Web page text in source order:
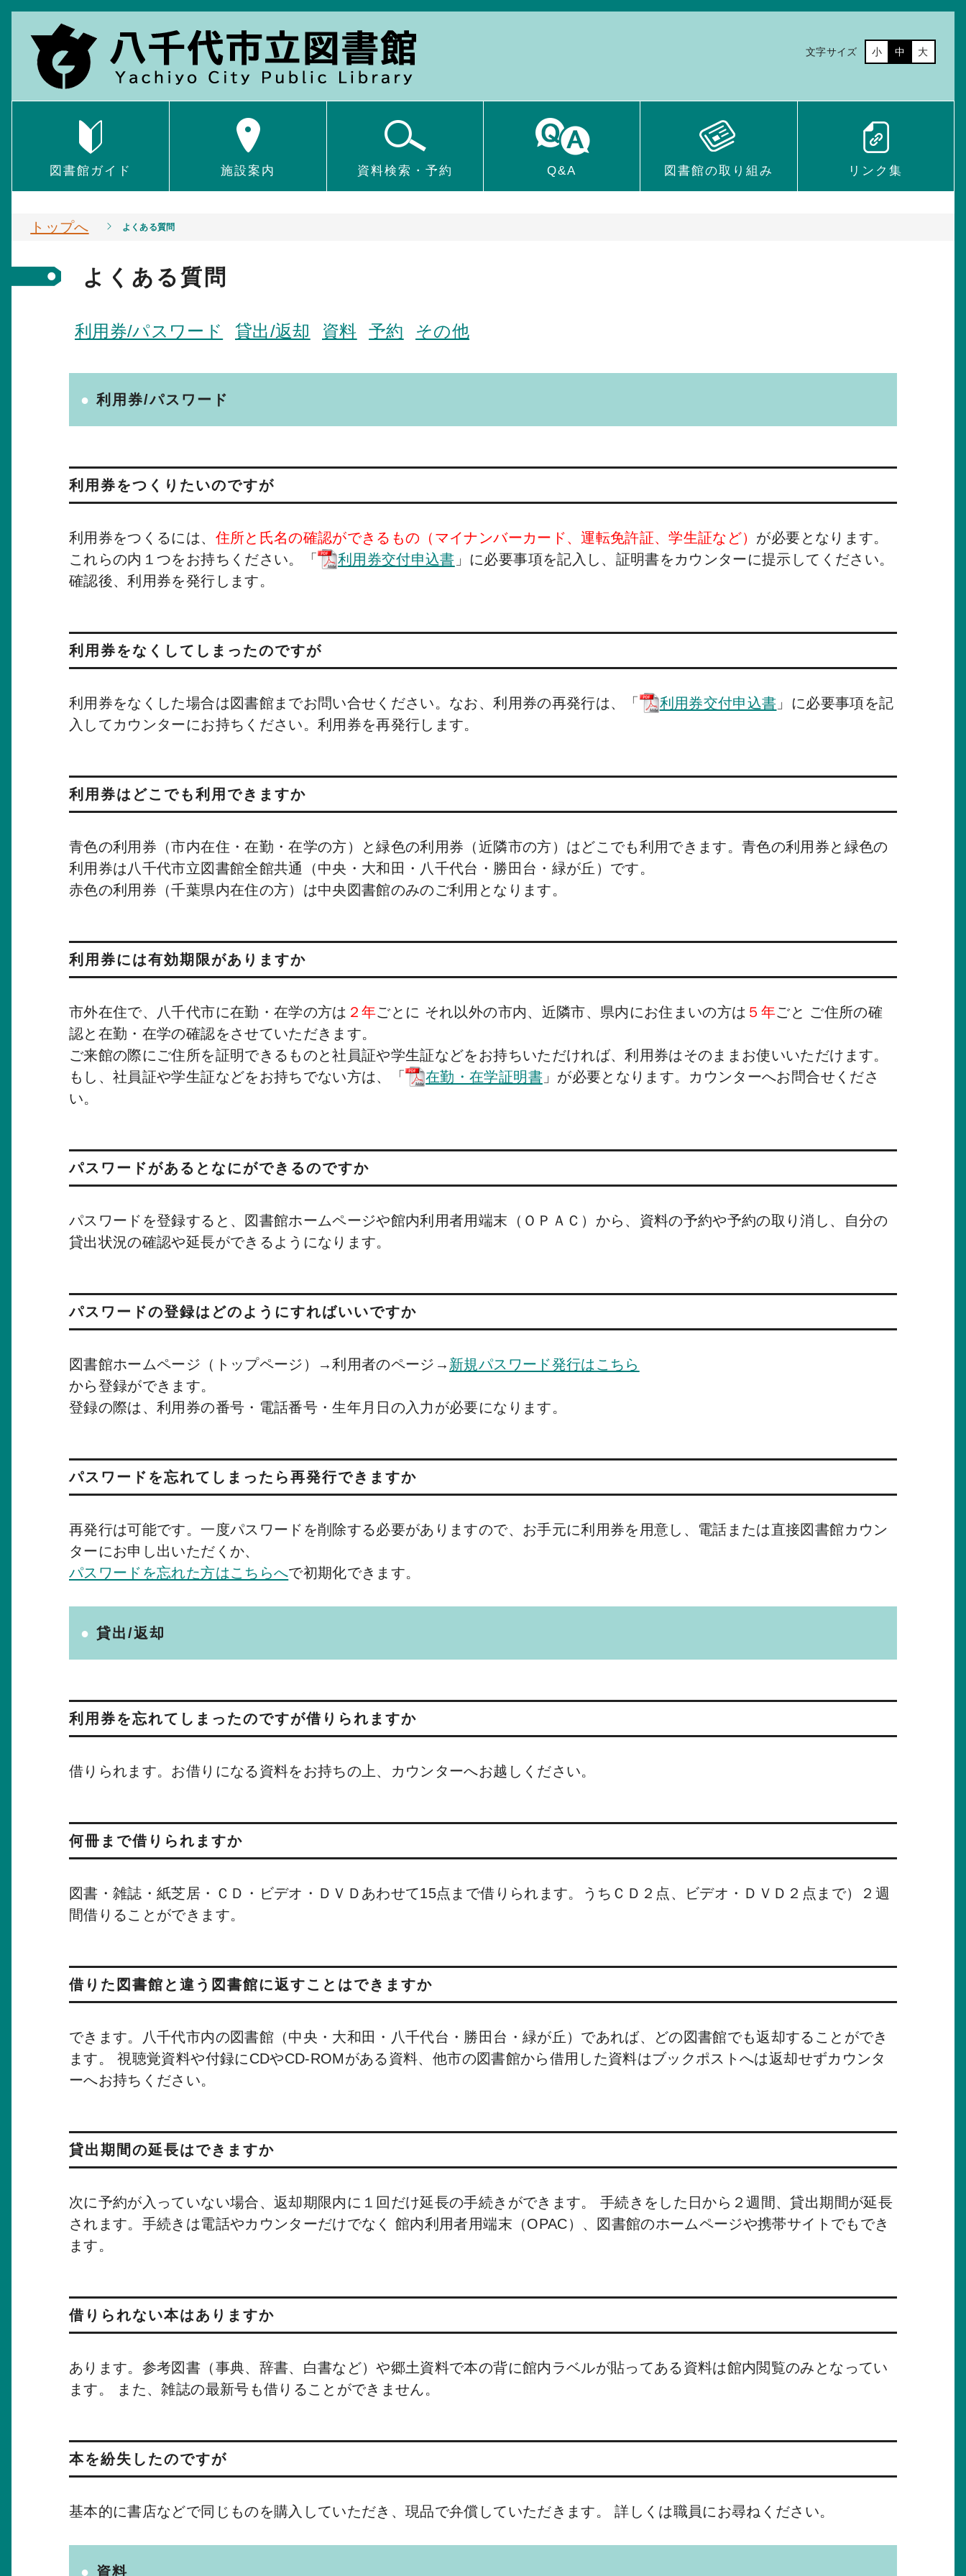
文字サイズ 小 中 大
図書館ガイド 施設案内 資料検索・予約 Q&A 図書館の取り組み リンク集
トップへ よくある質問
よくある質問
利用券/パスワード 貸出/返却 資料 予約 その他
利用券/パスワード
利用券をつくりたいのですが
利用券をつくるには、 住所と氏名の確認ができるもの（マイナンバーカード、運転免許証、学生証など） が必要となります。
これらの内１つをお持ちください。「
利用券交付申込書 」に必要事項を記入し、証明書をカウンターに提示してください。
確認後、利用券を発行します。
利用券をなくしてしまったのですが
利用券をなくした場合は図書館までお問い合せください。なお、利用券の再発行は、「 利用券交付申込書 」に必要事項を記
入してカウンターにお持ちください。利用券を再発行します。
利用券はどこでも利用できますか
青色の利用券（市内在住・在勤・在学の方）と緑色の利用券（近隣市の方）はどこでも利用できます。青色の利用券と緑色の
利用券は八千代市立図書館全館共通（中央・大和田・八千代台・勝田台・緑が丘）です。
赤色の利用券（千葉県内在住の方）は中央図書館のみのご利用となります。
利用券には有効期限がありますか
市外在住で、八千代市に在勤・在学の方は ２年ごとに それ以外の市内、近隣市、県内にお住まいの方は ５年ごと ご住所の確
認と在勤・在学の確認をさせていただきます。
ご来館の際にご住所を証明できるものと社員証や学生証などをお持ちいただければ、利用券はそのままお使いいただけます。
もし、社員証や学生証などをお持ちでない方は、「
在勤・在学証明書」が必要となります。カウンターへお問合せくださ
い。
パスワードがあるとなにができるのですか
パスワードを登録すると、図書館ホームページや館内利用者用端末（ＯＰＡＣ）から、資料の予約や予約の取り消し、自分の
貸出状況の確認や延長ができるようになります。
パスワードの登録はどのようにすればいいですか
図書館ホームページ（トップページ）→利用者のページ→ 新規パスワード発行はこちら
から登録ができます。
登録の際は、利用券の番号・電話番号・生年月日の入力が必要になります。
パスワードを忘れてしまったら再発行できますか
再発行は可能です。一度パスワードを削除する必要がありますので、お手元に利用券を用意し、電話または直接図書館カウン
ターにお申し出いただくか、
パスワードを忘れた方はこちらへで初期化できます。
貸出/返却
利用券を忘れてしまったのですが借りられますか
借りられます。お借りになる資料をお持ちの上、カウンターへお越しください。
何冊まで借りられますか
図書・雑誌・紙芝居・ＣＤ・ビデオ・ＤＶＤあわせて15点まで借りられます。うちＣＤ２点、ビデオ・ＤＶＤ２点まで）２週
間借りることができます。
借りた図書館と違う図書館に返すことはできますか
できます。八千代市内の図書館（中央・大和田・八千代台・勝田台・緑が丘）であれば、どの図書館でも返却することができ
ます。 視聴覚資料や付録にCDやCD-ROMがある資料、他市の図書館から借用した資料はブックポストへは返却せずカウンタ
ーへお持ちください。
貸出期間の延長はできますか
次に予約が入っていない場合、返却期限内に１回だけ延長の手続きができます。 手続きをした日から２週間、貸出期間が延長
されます。手続きは電話やカウンターだけでなく 館内利用者用端末（OPAC）、図書館のホームページや携帯サイトでもでき
ます。
借りられない本はありますか
あります。参考図書（事典、辞書、白書など）や郷土資料で本の背に館内ラベルが貼ってある資料は館内閲覧のみとなってい
ます。 また、雑誌の最新号も借りることができません。
本を紛失したのですが
基本的に書店などで同じものを購入していただき、現品で弁償していただきます。 詳しくは職員にお尋ねください。
資料